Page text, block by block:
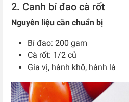
2. Canh bí đao cà rốt
Nguyên liệu cần chuẩn bị
Bí đao: 200 gam
Cà rốt: 1/2 củ
Gia vị, hành khô, hành lá